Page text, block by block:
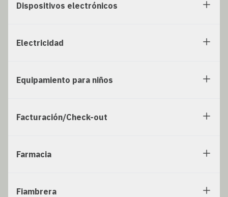
Dispositivos electrónicos
Electricidad
Equipamiento para niños
Facturación/Check-out
Farmacia
Fiambrera